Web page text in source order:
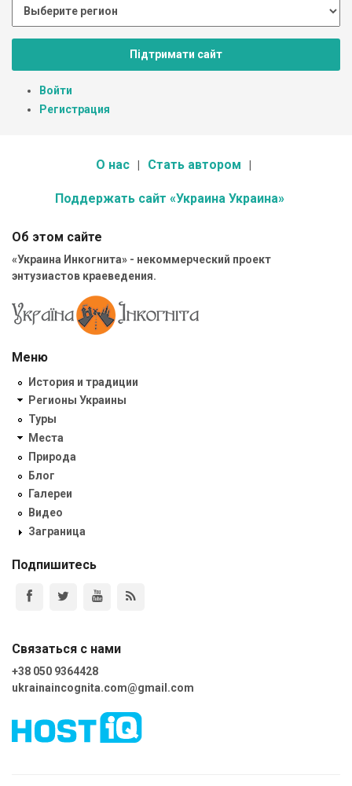
Підтримати сайт
Войти
Регистрация
О нас Стать автором
Поддержать сайт «Украина Украина»
Об этом сайте
«Украина Инкогнита» - некоммерческий проект
энтузиастов краеведения.
Меню
История и традиции
Регионы Украины
Туры
Места
Природа
Блог
Галереи
Видео
Заграница
Подпишитесь
Связаться с нами
+38 050 9364428
ukrainaincognita.com@gmail.com